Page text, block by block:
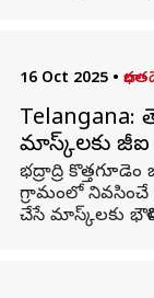
16 Oct 2025 •
మాస్క్‌లకు జీఐ
భద్రాద్రి
గ్రామంలో
చేసే మాస్క్‌లకు